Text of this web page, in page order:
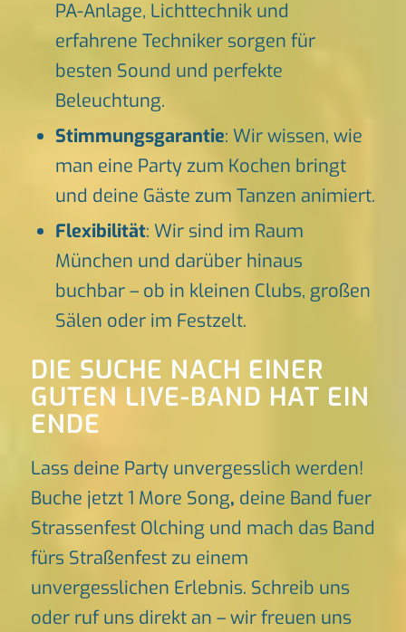
PA-Anlage, Lichttechnik und
erfahrene Techniker sorgen für
besten Sound und perfekte
Beleuchtung.
Stimmungsgarantie: Wir wissen, wie
man eine Party zum Kochen bringt
und deine Gäste zum Tanzen animiert.
Flexibilität: Wir sind im Raum
München und darüber hinaus
buchbar – ob in kleinen Clubs, großen
Sälen oder im Festzelt.
DIE SUCHE NACH EINER
GUTEN LIVE-BAND HAT EIN
ENDE
Lass deine Party unvergesslich werden!
Buche jetzt 1 More Song, deine Band fuer
Strassenfest Olching und mach das Band
fürs Straßenfest zu einem
unvergesslichen Erlebnis. Schreib uns
oder ruf uns direkt an – wir freuen uns